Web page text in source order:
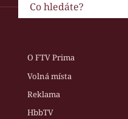
O FTV Prima
Volná místa
Reklama
HbbTV